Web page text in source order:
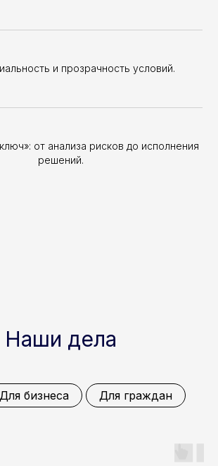
и прозрачность условий.
от анализа рисков до исполнения
решений.
Наши дела
Для бизнеса Для граждан